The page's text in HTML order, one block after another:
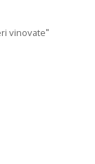
vinovate"